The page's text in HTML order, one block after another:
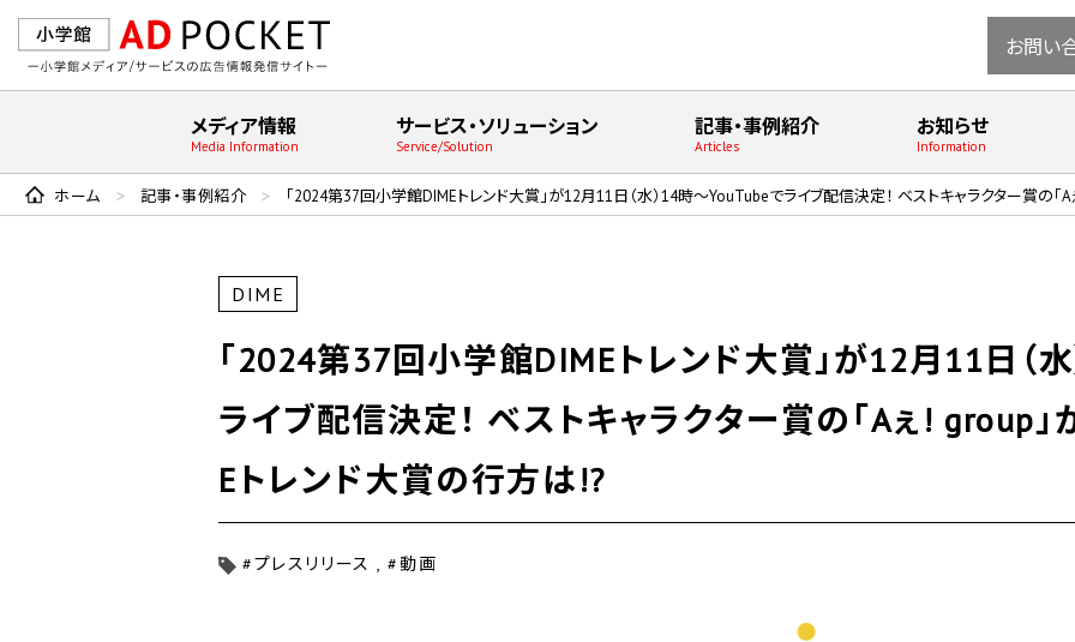
お問い
メディア情報
Media Information
サービス・ソリューション
Service/Solution
記事・事例紹介
Articles
お知らせ
Information
ホーム > 記事・事例紹介 > 「2024第37回小学館DIMEトレンド大賞」が12月11日（水）14時～YouTubeでライブ配信決定！ ベストキャラクター賞の
DIME
「2024第37回小学館DIMEトレンド大賞」が12月11日（
ライブ配信決定！ ベストキャラクター賞の「Aぇ! group
Eトレンド大賞の行方は!?
#プレスリリース #動画